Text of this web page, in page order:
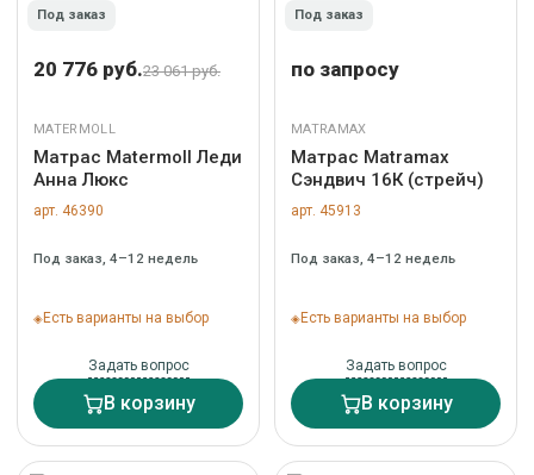
Под заказ
20 776 руб.23 061 руб.
MATERMOLL
Матрас Matermoll Леди
Анна Люкс
арт. 46390
Под заказ, 4–12 недель
Есть варианты на выбор
Задать вопрос
В корзину
Под заказ
по запросу
MATRAMAX
Матрас Matramax
Сэндвич 16К (стрейч)
арт. 45913
Под заказ, 4–12 недель
Есть варианты на выбор
Задать вопрос
В корзину